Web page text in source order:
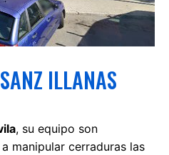
ILLANAS
, su equipo son
manipular cerraduras las